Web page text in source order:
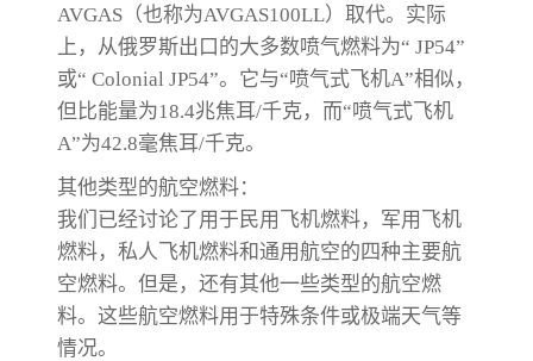
AVGAS（也称为AVGAS100LL）取代。实际
上，从俄罗斯出口的大多数喷气燃料为“ JP54”
或“ Colonial JP54”。它与“喷气式飞机A”相似，
但比能量为18.4兆焦耳/千克，而“喷气式飞机
A”为42.8毫焦耳/千克。
其他类型的航空燃料：
我们已经讨论了用于民用飞机燃料，军用飞机
燃料，私人飞机燃料和通用航空的四种主要航
空燃料。但是，还有其他一些类型的航空燃
料。这些航空燃料用于特殊条件或极端天气等
情况。